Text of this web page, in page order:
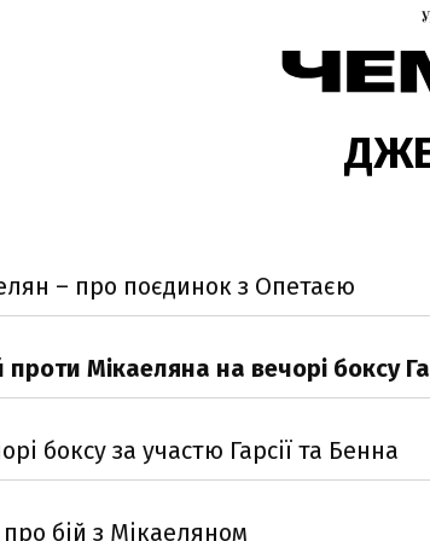
– про поєдинок з Опетаєю
Мікаеляна на вечорі боксу
боксу за участю Гарсії та Бенна
бій з Мікаеляном